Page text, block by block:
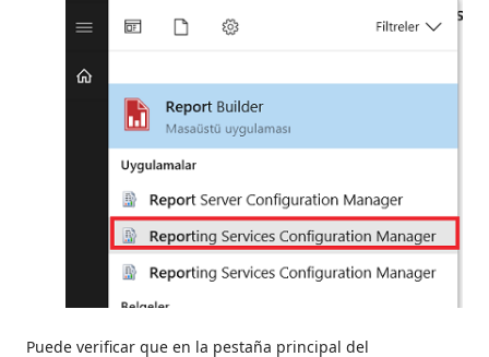
Puede verificar que en la pestaña principal del